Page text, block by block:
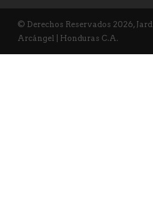
© Derechos Reservados 2026,
Arcángel | Honduras C.A.